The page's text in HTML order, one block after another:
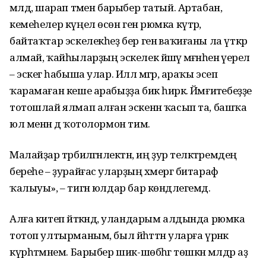
мәлдә, шарап тәмен барыбер татый. Артабан,
кемеһелер күңел өсөн генә рюмка күтәрә,
байтаҡтар эскелекһеҙ бер генә ваҡиғаны ла үткәрә
алмай, ҡайһыларҙың эскелек йәшәү мәғәнәһенә әүерелә
– эскегә һабыша улар. Иллә мәгәр, араҡы эсеп
ҡарамаған кеше арабыҙҙа бик һирәк. Йәмғиәтебеҙҙе
тотошлай ялмап алған эскенән ҡасып та, башҡа
юл менән дә ҡотолормон тимә.
Малайҙар тәрбиәләгәнлектән, иң ҙур теләктәремдең
береһе – ҙурайғас уларҙың хәмергә битараф
ҡалыуы», – тигән юлдар бар көндәлегемдә.
Алға китеп әйткәндә, уландарым алдында рюмка
тотоп ултырманым, был йәһәттән уларға үрнәк
күрһәтмәнем. Барыбер шик-шөбһәгә төшкән мәлдәр аҙ